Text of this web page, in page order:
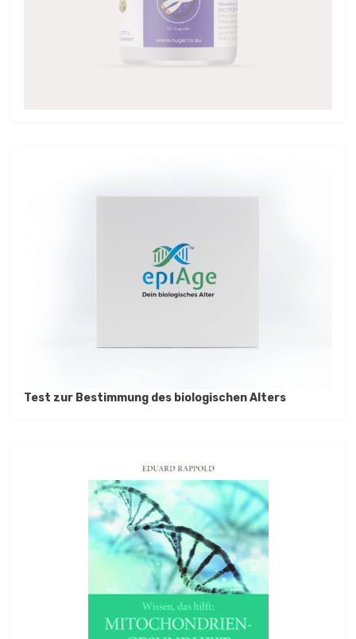
Test zur Bestimmung des biologischen Alters